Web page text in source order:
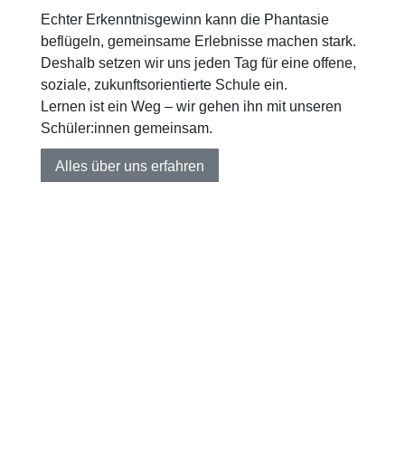
Echter Erkenntnisgewinn kann die Phantasie
beflügeln, gemeinsame Erlebnisse machen stark.
Deshalb setzen wir uns jeden Tag für eine offene,
soziale, zukunftsorientierte Schule ein.
Lernen ist ein Weg – wir gehen ihn mit unseren
Schüler:innen gemeinsam.
Alles über uns erfahren